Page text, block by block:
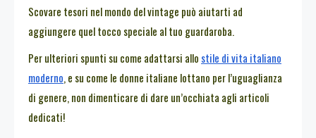
Scovare tesori nel mondo del vintage può aiutarti ad
aggiungere quel tocco speciale al tuo guardaroba.
Per ulteriori spunti su come adattarsi allo stile di vita italiano
moderno, e su come le donne italiane lottano per l’uguaglianza
di genere, non dimenticare di dare un’occhiata agli articoli
dedicati!